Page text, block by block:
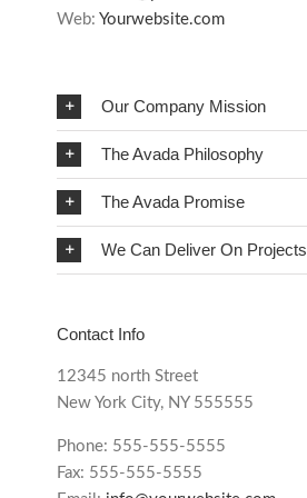
Web: Yourwebsite.com
Our Company Mission
The Avada Philosophy
The Avada Promise
We Can Deliver On Projects
Contact Info
12345 north Street
New York City, NY 555555
Phone: 555-555-5555
Fax: 555-555-5555